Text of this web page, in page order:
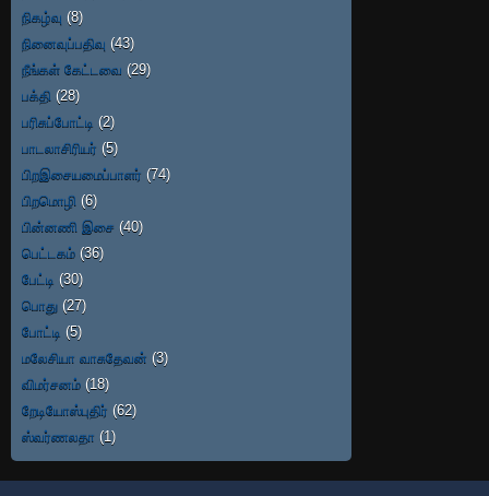
நிகழ்வு (8)
நினைவுப்பதிவு (43)
நீங்கள் கேட்டவை (29)
பக்தி (28)
பரிசுப்போட்டி (2)
பாடலாசிரியர் (5)
பிறஇசையமைப்பாளர் (74)
பிறமொழி (6)
பின்னணி இசை (40)
பெட்டகம் (36)
பேட்டி (30)
பொது (27)
போட்டி (5)
மலேசியா வாசுதேவன் (3)
விமர்சனம் (18)
றேடியோஸ்புதிர் (62)
ஸ்வர்ணலதா (1)